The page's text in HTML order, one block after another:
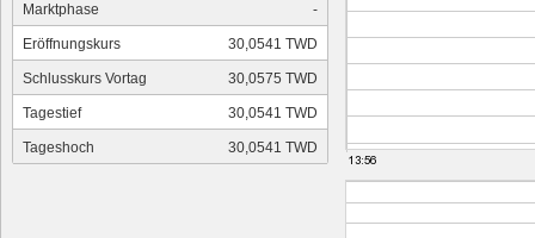
Marktphase -
Eröffnungskurs 30,0541 TWD
Schlusskurs Vortag 30,0575 TWD
Tagestief 30,0541 TWD
Tageshoch 30,0541 TWD